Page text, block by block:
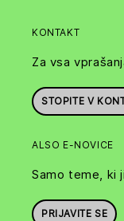
KONTAKT
Za vsa
STOPITE V
ALSO E-NOVICE
Samo teme, ki
PRIJAVITE SE